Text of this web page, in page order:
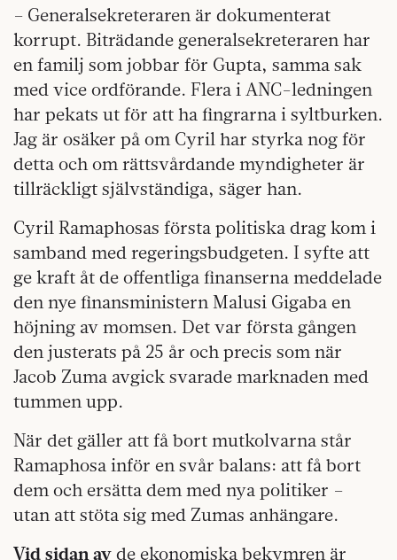
– Generalsekreteraren är dokumenterat
korrupt. Biträdande generalsekreteraren har
en familj som jobbar för Gupta, samma sak
med vice ordförande. Flera i ANC-ledningen
har pekats ut för att ha fingrarna i syltburken.
Jag är osäker på om Cyril har styrka nog för
detta och om rättsvårdande myndigheter är
tillräckligt självständiga, säger han.
Cyril Ramaphosas första politiska drag kom i
samband med regeringsbudgeten. I syfte att
ge kraft åt de offentliga finanserna meddelade
den nye finansministern Malusi Gigaba en
höjning av momsen. Det var första gången
den justerats på 25 år och precis som när
Jacob Zuma avgick svarade marknaden med
tummen upp.
När det gäller att få bort mutkolvarna står
Ramaphosa inför en svår balans: att få bort
dem och ersätta dem med nya politiker –
utan att stöta sig med Zumas anhängare.
Vid sidan av de ekonomiska bekymren är